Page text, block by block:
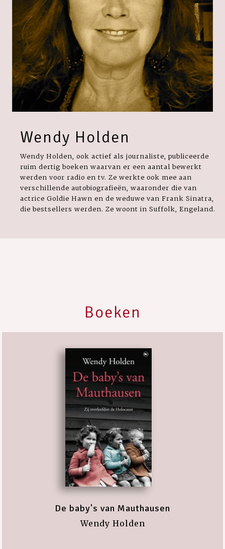
Wendy Holden
Wendy Holden, ook actief als journaliste, publiceerde
ruim dertig boeken waarvan er een aantal bewerkt
werden voor radio en tv. Ze werkte ook mee aan
verschillende autobiografieën, waaronder die van
actrice Goldie Hawn en de weduwe van Frank Sinatra,
die bestsellers werden. Ze woont in Suffolk, Engeland.
Boeken
De baby's van Mauthausen
Wendy Holden